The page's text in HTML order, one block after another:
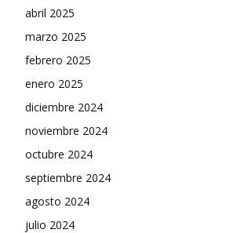
abril 2025
marzo 2025
febrero 2025
enero 2025
diciembre 2024
noviembre 2024
octubre 2024
septiembre 2024
agosto 2024
julio 2024